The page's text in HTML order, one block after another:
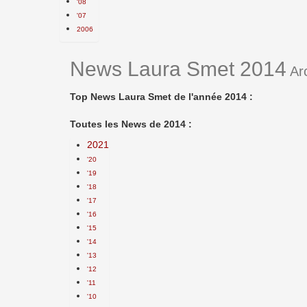
'08
'07
2006
News Laura Smet 2014
Top News Laura Smet de l'année 2014 :
Toutes les News de 2014 :
2021
'20
'19
'18
'17
'16
'15
'14
'13
'12
'11
'10